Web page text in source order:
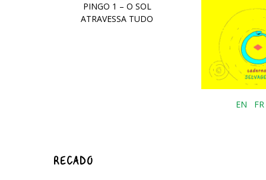
PINGO 1 – O SOL
ATRAVESSA TUDO
EN FR
RECADO